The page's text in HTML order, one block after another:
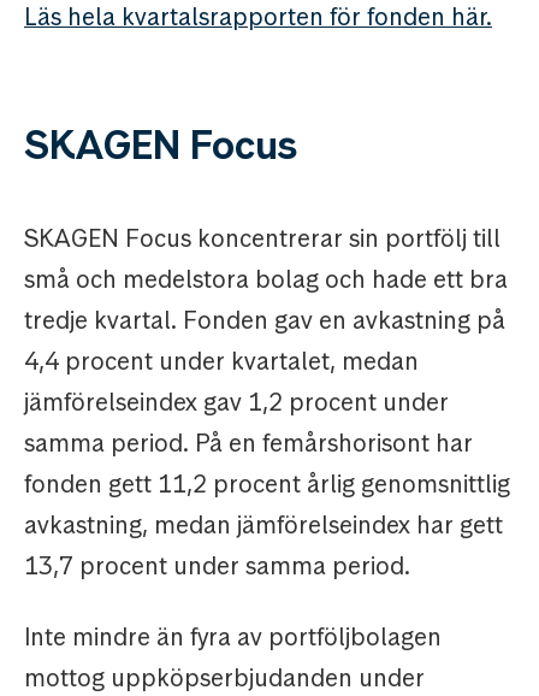
Läs hela kvartalsrapporten för fonden här.
SKAGEN Focus
SKAGEN Focus koncentrerar sin portfölj till
små och medelstora bolag och hade ett bra
tredje kvartal. Fonden gav en avkastning på
4,4 procent under kvartalet, medan
jämförelseindex gav 1,2 procent under
samma period. På en femårshorisont har
fonden gett 11,2 procent årlig genomsnittlig
avkastning, medan jämförelseindex har gett
13,7 procent under samma period.
Inte mindre än fyra av portföljbolagen
mottog uppköpserbjudanden under